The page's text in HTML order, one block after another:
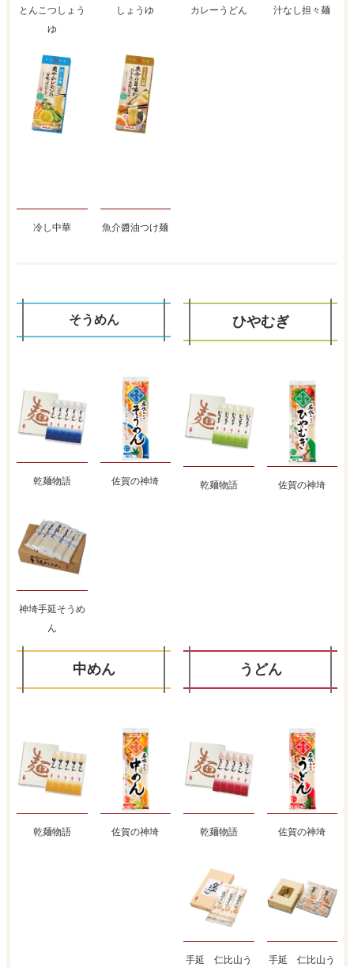
とんこつしょう
ゆ
しょうゆ カレーうどん 汁なし担々麺
冷し中華 魚介醬油つけ麺
そうめん
乾麺物語 佐賀の神埼
神埼手延そうめ
ん
ひやむぎ
乾麺物語 佐賀の神埼
中めん
乾麺物語 佐賀の神埼
うどん
乾麺物語 佐賀の神埼
手延 仁比山う
手延 仁比山う